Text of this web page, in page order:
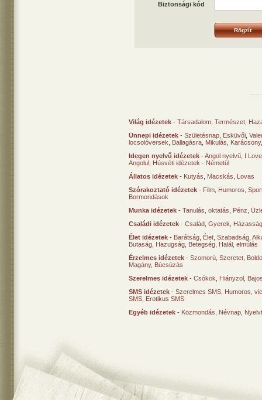
Biztonsági kód
Világ idézetek - Társadalom Természet
Ünnepi idézetek - Születésnap Esküvői
locsolóversek
Ballagásra Mikulás Karácsony
Idegen nyelvű idézetek -Angol nyelvű I
Angolul Húsvéti idézetek - Németül
Állatos idézetek - Kutyás Macskás
Lovas
Szórakoztató idézetek - Film Humoros
Bormondások
Munka idézetek - Tanulás, oktatás Pénz
Családi idézetek - Család Gyerek
Élet idézetek - Barátság Élet Szabadság
Butaság Hazugság Betegség Halál, elmúlás
Érzelmes idézetek - Szomorú Szeretet
Magány, Búcsúzás
Szerelmes idézetek - Csókok Hiányzol
SMS idézetek - Szerelmes SMS Humoros,
SMS Erotikus SMS
Egyéb idézetek - Közmondás Névnap